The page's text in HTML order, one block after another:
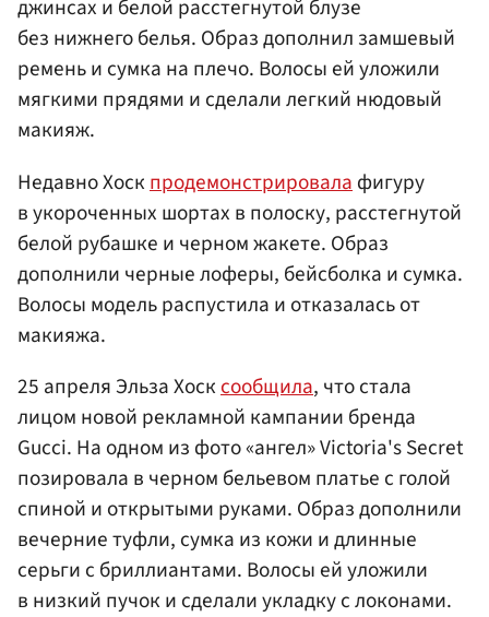
джинсах и белой расстегнутой блузе
без нижнего белья. Образ дополнил замшевый
ремень и сумка на плечо. Волосы ей уложили
мягкими прядями и сделали легкий нюдовый
макияж.
Недавно Хоск продемонстрировала фигуру
в укороченных шортах в полоску, расстегнутой
белой рубашке и черном жакете. Образ
дополнили черные лоферы, бейсболка и сумка.
Волосы модель распустила и отказалась от
макияжа.
25 апреля Эльза Хосксообщила, что стала
лицом новой рекламной кампании бренда
Gucci. На одном из фото «ангел» Victoria's Secret
позировала в черном бельевом платье с голой
спиной и открытыми руками. Образ дополнили
вечерние туфли, сумка из кожи и длинные
серьги с бриллиантами. Волосы ей уложили
в низкий пучок и сделали укладку с локонами.